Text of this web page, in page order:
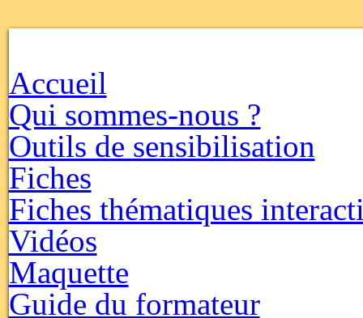
Accueil
Qui sommes-nous ?
Outils de sensibilisation
Fiches
Fiches thématiques
Vidéos
Maquette
Guide du formateur